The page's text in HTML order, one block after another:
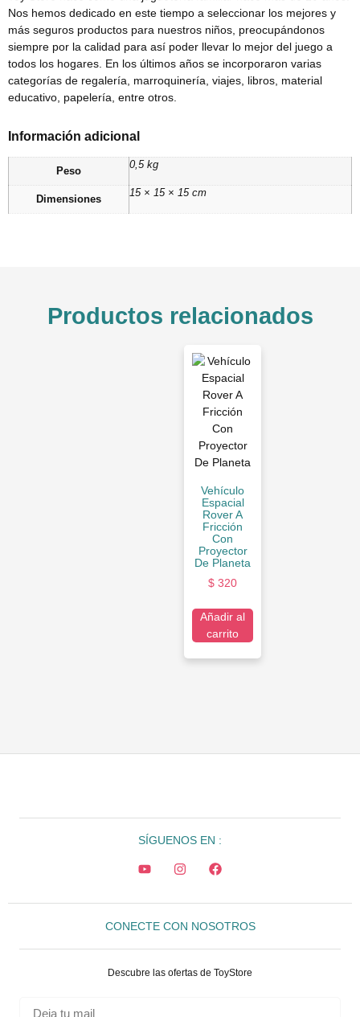
Nos hemos dedicado en este tiempo a seleccionar los mejores y
más seguros productos para nuestros niños, preocupándonos
siempre por la calidad para así poder llevar lo mejor del juego a
todos los hogares. En los últimos años se incorporaron varias
categorías de regalería, marroquinería, viajes, libros, material
educativo, papelería, entre otros.
Información adicional
Peso
0,5 kg
Dimensiones
15 × 15 × 15 cm
Productos relacionados
Vehículo
Espacial
Rover A
Fricción
Con
Proyector
De Planeta
$ 320
Añadir al
carrito
SÍGUENOS EN :
CONECTE CON NOSOTROS
Descubre las ofertas de ToyStore